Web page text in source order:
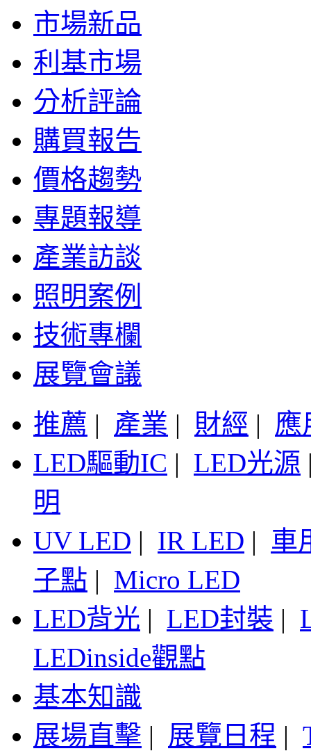
市場新品
利基市場
分析評論
購買報告
價格趨勢
專題報導
產業訪談
照明案例
技術專欄
展覽會議
推薦 | 產業 | 財經 | 應
LED驅動IC | LED光源
明
UV LED | IR LED | 車
子點 | Micro LED
LED背光 | LED封裝 |
LEDinside觀點
基本知識
展場直擊 | 展覽日程 |